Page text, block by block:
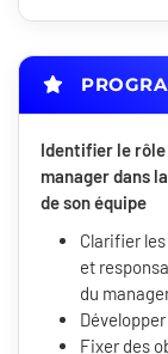
Identifier le rôle
manager dans
de son équipe
Clarifier
et
du
Fixer des